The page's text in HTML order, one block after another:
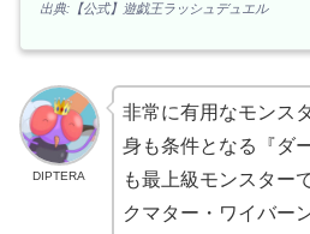
出典:【公式】遊戯王ラッシュデュエル
DIPTERA
非常に有用なモンス
身も条件となる『ダ
も最上級モンスター
クマター・ワイバー